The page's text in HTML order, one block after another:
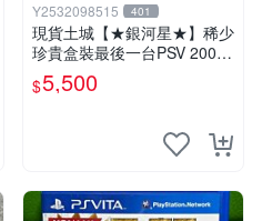
Y2532098515 401
現貨土城【★銀河星★】稀少
珍貴盒裝最後一台PSV 2000
主機.PSV2000 品質保證日版
可轉換中文
$5,500